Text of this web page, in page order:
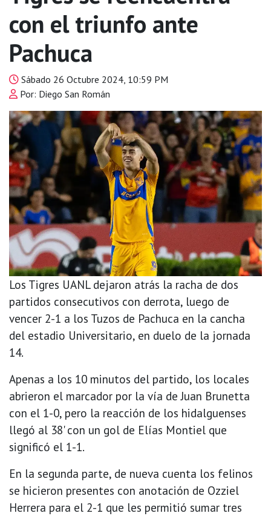
con el triunfo ante
Pachuca
Sábado 26 Octubre 2024, 10:59 PM
Por: Diego San Román
Los Tigres UANL dejaron atrás la racha de dos
partidos consecutivos con derrota, luego de
vencer 2-1 a los Tuzos de Pachuca en la cancha
del estadio Universitario, en duelo de la jornada
14.
Apenas a los 10 minutos del partido, los locales
abrieron el marcador por la vía de Juan Brunetta
con el 1-0, pero la reacción de los hidalguenses
llegó al 38' con un gol de Elías Montiel que
significó el 1-1.
En la segunda parte, de nueva cuenta los felinos
se hicieron presentes con anotación de Ozziel
Herrera para el 2-1 que les permitió sumar tres